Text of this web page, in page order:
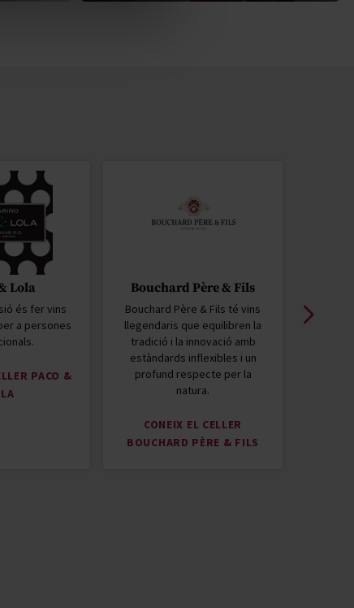
Lola
és fer vins
a persones
PACO &
Bouchard Père & Fils
Bouchard Père & Fils té vins
llegendaris que equilibren la
tradició i la innovació amb
estàndards inflexibles i un
profund respecte per la
natura.
CONEIX EL CELLER
BOUCHARD PÈRE & FILS